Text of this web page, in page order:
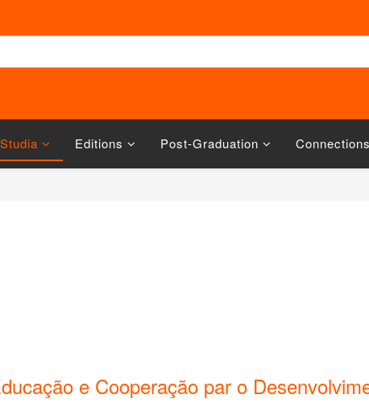
Editions Post-Graduation Connections
e Cooperação par o